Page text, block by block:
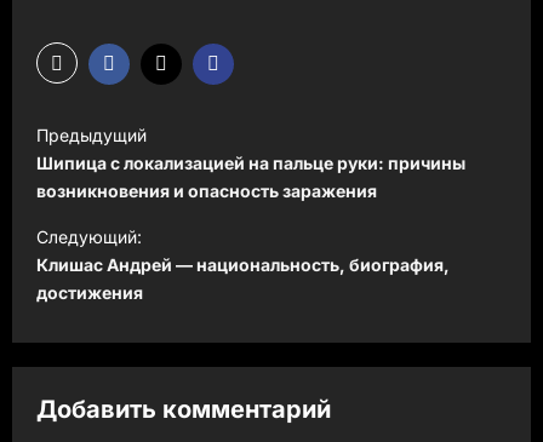
Н
а
в
и
г
а
ц
я
Предыдущий
Шипица с локализацией на пальце руки: причины
возникновения и опасность заражения
Следующий:
Клишас Андрей — национальность, биография,
достижения
Добавить комментарий